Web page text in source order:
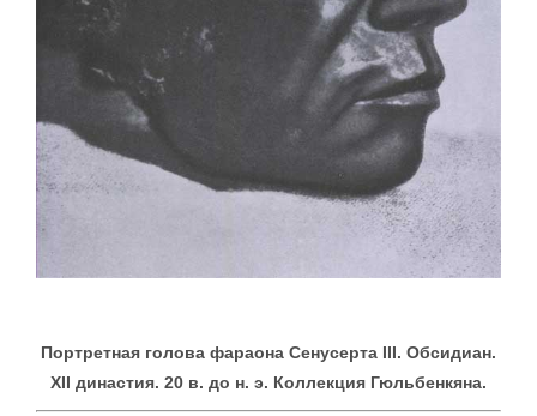
Портретная голова фараона Сенусерта III. Обсидиан.
XII династия. 20 в. до н. э. Коллекция Гюльбенкяна.